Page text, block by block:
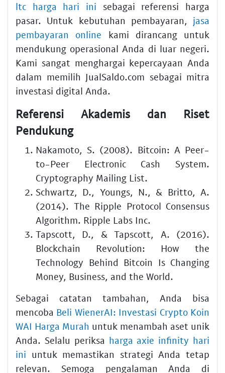
ltc harga hari ini sebagai referensi harga
pasar. Untuk kebutuhan pembayaran, jasa
pembayaran online kami dirancang untuk
mendukung operasional Anda di luar negeri.
Kami sangat menghargai kepercayaan Anda
dalam memilih JualSaldo.com sebagai mitra
investasi digital Anda.
Referensi Akademis dan Riset
Pendukung
Nakamoto, S. (2008). Bitcoin: A Peer-
to-Peer Electronic Cash System.
Cryptography Mailing List.
Schwartz, D., Youngs, N., & Britto, A.
(2014). The Ripple Protocol Consensus
Algorithm. Ripple Labs Inc.
Tapscott, D., & Tapscott, A. (2016).
Blockchain Revolution: How the
Technology Behind Bitcoin Is Changing
Money, Business, and the World.
Sebagai catatan tambahan, Anda bisa
mencoba Beli WienerAI: Investasi Crypto Koin
WAI Harga Murah untuk menambah aset unik
Anda. Selalu periksa harga axie infinity hari
ini untuk memastikan strategi Anda tetap
relevan. Semoga pengalaman Anda di